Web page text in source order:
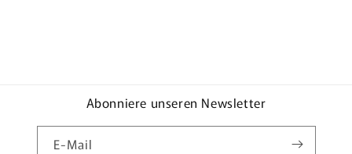
Abonniere unseren Newsletter
E-Mail